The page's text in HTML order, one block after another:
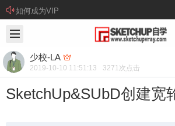
如何成为VIP
少校-LA
2019-10-10 11:51:13 3271次点击
SketchUp&SUbD创建宽
少校-LA @ SketchUp自学